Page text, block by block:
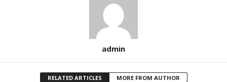
admin
RELATED ARTICLES MORE FROM AUTHOR